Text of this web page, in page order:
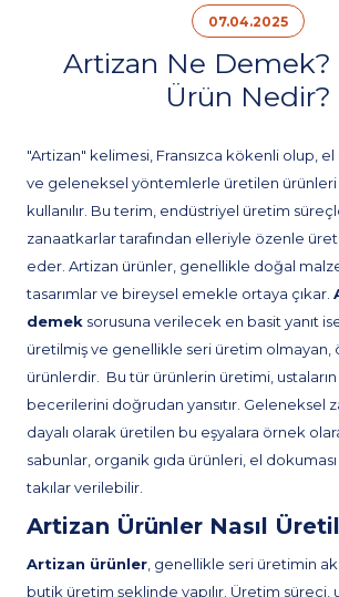
07.04.2025
Artizan Ne Demek?
Ürün Nedir?
"Artizan" kelimesi, Fransızca kökenli olup, el
ve geleneksel yöntemlerle üretilen ürünleri
kullanılır. Bu terim, endüstriyel üretim
zanaatkarlar tarafından elleriyle özenle
eder. Artizan ürünler, genellikle doğal
tasarımlar ve bireysel emekle ortaya çıkar.
demek sorusuna verilecek en basit yanıt
üretilmiş ve genellikle seri üretim olmayan,
ürünlerdir.
Bu tür ürünlerin üretimi,
becerilerini doğrudan yansıtır. Geleneksel
dayalı olarak üretilen bu eşyalara örnek
sabunlar, organik gıda ürünleri, el
takılar verilebilir.
Artizan Ürünler Nasıl
Artizan ürünler , genellikle seri üretimin
butik üretim şeklinde yapılır. Üretim süreci,